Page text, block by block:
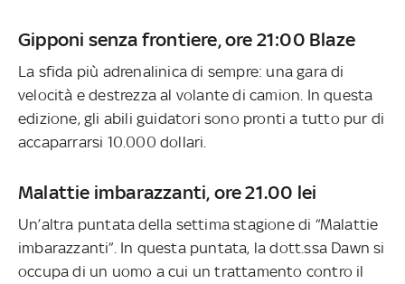
Gipponi senza frontiere, ore 21:00 Blaze
La sfida più adrenalinica di sempre: una gara di
velocità e destrezza al volante di camion. In questa
edizione, gli abili guidatori sono pronti a tutto pur di
accaparrarsi 10.000 dollari.
Malattie imbarazzanti, ore 21.00 lei
Un’altra puntata della settima stagione di “Malattie
imbarazzanti”. In questa puntata, la dott.ssa Dawn si
occupa di un uomo a cui un trattamento contro il